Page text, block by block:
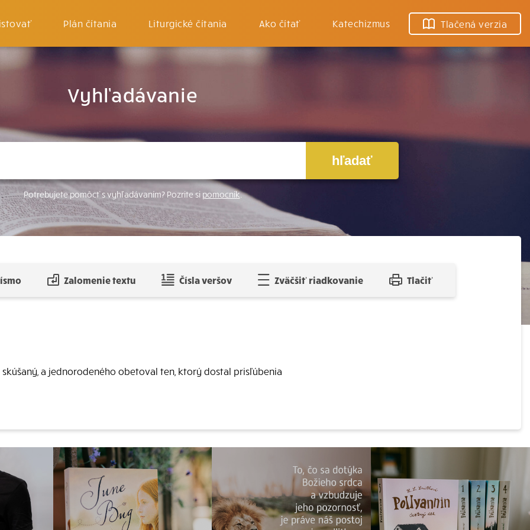
Plán čítania Liturgické čítania Ako čítať Katechizmus Tlačená verzia
Vyhľadávanie
hľadať
Potrebujete pomôcť s vyhľadávaním? Pozrite si pomocník.
Zalomenie textu Čísla veršov Zväčšiť riadkovanie Tlačiť
a jednorodeného obetoval ten, ktorý dostal prisľúbenia